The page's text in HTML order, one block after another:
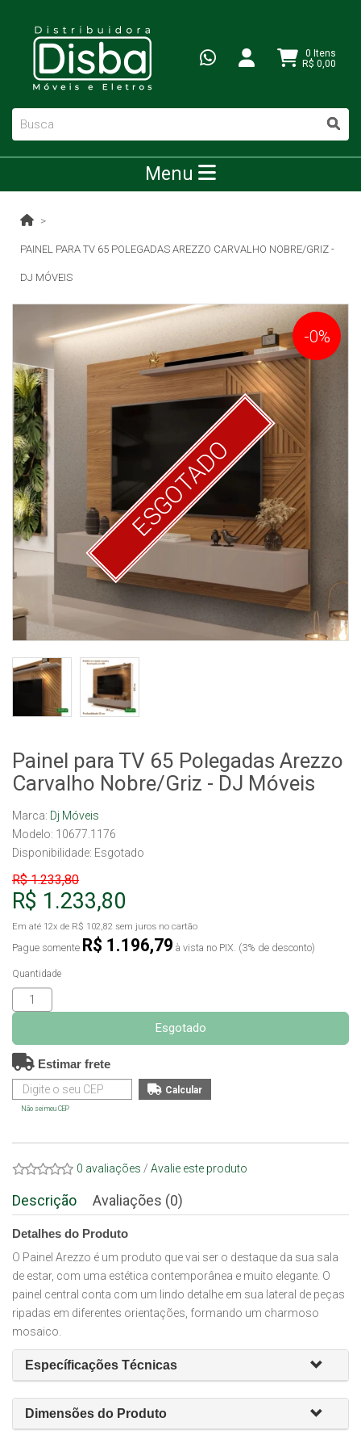
0 Itens
R$ 0,00
Menu
PAINEL PARA TV 65 POLEGADAS AREZZO CARVALHO NOBRE/GRIZ -
DJ MÓVEIS
ESGOTADO
-0%
Painel para TV 65 Polegadas Arezzo
Carvalho Nobre/Griz - DJ Móveis
Marca: Dj Móveis
Modelo: 10677.1176
Disponibilidade: Esgotado
R$ 1.233,80
R$ 1.233,80
Em até 12x de R$ 102,82 sem juros no cartão
Pague somente R$ 1.196,79 à vista no PIX. (3% de desconto)
Quantidade
Esgotado
Estimar frete
Não sei meu CEP
0 avaliações / Avalie este produto
Descrição Avaliações (0)
Detalhes do Produto
O Painel Arezzo é um produto que vai ser o destaque da sua sala
de estar, com uma estética contemporânea e muito elegante. O
painel central conta com um lindo detalhe em sua lateral de peças
ripadas em diferentes orientações, formando um charmoso
mosaico.
Específicações Técnicas
Dimensões do Produto